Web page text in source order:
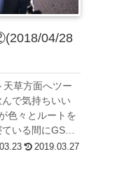
04/28
草方面へツー
で気持ちいい
色々とルートを
いる間にGSア
2019.03.27